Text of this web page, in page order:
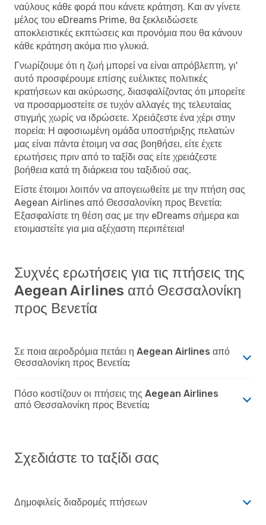
ναύλους κάθε φορά που κάνετε κράτηση. Και αν γίνετε
μέλος του eDreams Prime, θα ξεκλειδώσετε
αποκλειστικές εκπτώσεις και προνόμια που θα κάνουν
κάθε κράτηση ακόμα πιο γλυκιά.
Γνωρίζουμε ότι η ζωή μπορεί να είναι απρόβλεπτη, γι'
αυτό προσφέρουμε επίσης ευέλικτες πολιτικές
κρατήσεων και ακύρωσης, διασφαλίζοντας ότι μπορείτε
να προσαρμοστείτε σε τυχόν αλλαγές της τελευταίας
στιγμής χωρίς να ιδρώσετε. Χρειάζεστε ένα χέρι στην
πορεία; Η αφοσιωμένη ομάδα υποστήριξης πελατών
μας είναι πάντα έτοιμη να σας βοηθήσει, είτε έχετε
ερωτήσεις πριν από το ταξίδι σας είτε χρειάζεστε
βοήθεια κατά τη διάρκεια του ταξιδιού σας.
Είστε έτοιμοι λοιπόν να απογειωθείτε με την πτήση σας
Aegean Airlines από Θεσσαλονίκη προς Βενετία;
Εξασφαλίστε τη θέση σας με την eDreams σήμερα και
ετοιμαστείτε για μια αξέχαστη περιπέτεια!
Συχνές ερωτήσεις για τις πτήσεις της
Aegean Airlines από Θεσσαλονίκη
προς Βενετία
Σε ποια αεροδρόμια πετάει η Aegean Airlines από
Θεσσαλονίκη προς Βενετία;
Πόσο κοστίζουν οι πτήσεις της Aegean Airlines
από Θεσσαλονίκη προς Βενετία;
Σχεδιάστε το ταξίδι σας
Δημοφιλείς διαδρομές πτήσεων